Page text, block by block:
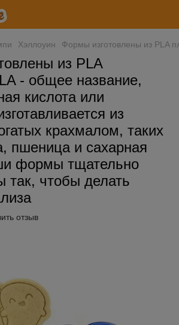
Хэллоуин Формы изготовлены из PLA
из PLA
- общее название,
кислота или
из
крахмалом, таких
пшеница и сахарная
формы тщательно
так, чтобы делать
отзыв